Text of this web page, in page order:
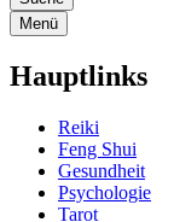
Menü
Hauptlinks
Reiki
Feng Shui
Gesundheit
Psychologie
Tarot